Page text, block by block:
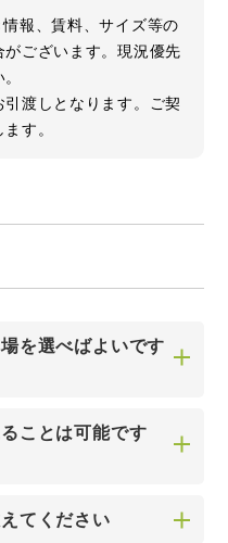
報、賃料、サイズ等の
ございます。現況優先
渡しとなります。ご契
す。
を選べばよいです
ことは可能です
てください